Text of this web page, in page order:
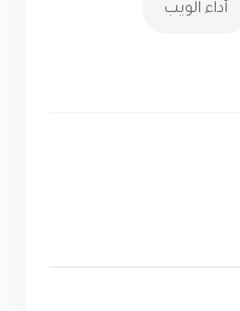
أداء الويب